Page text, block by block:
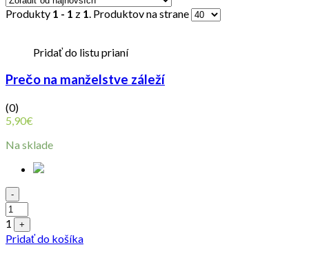
Produkty 1 - 1 z 1 . Produktov na strane
Pridať do listu prianí
Prečo na manželstve záleží
(0)
5,90€
Na sklade
Quantity
-
1 +
Pridať do košíka